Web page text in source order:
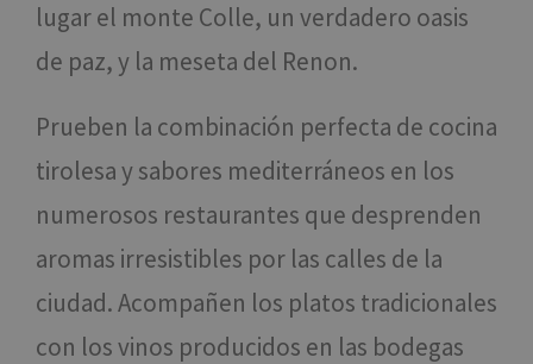
lugar el monte Colle, un verdadero oasis
de paz, y la meseta del Renon.
Prueben la combinación perfecta de cocina
tirolesa y sabores mediterráneos en los
numerosos restaurantes que desprenden
aromas irresistibles por las calles de la
ciudad. Acompañen los platos tradicionales
con los vinos producidos en las bodegas